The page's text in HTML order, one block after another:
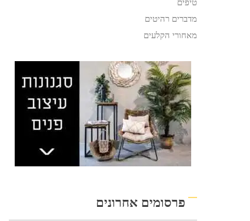
טיפים
מדברים רהיטים
מאחורי הקלעים
פרסומים אחרונים